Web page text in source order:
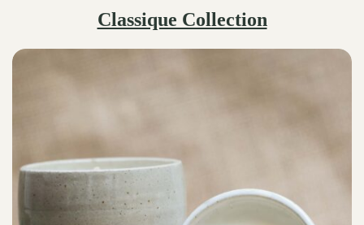
Classique Collection